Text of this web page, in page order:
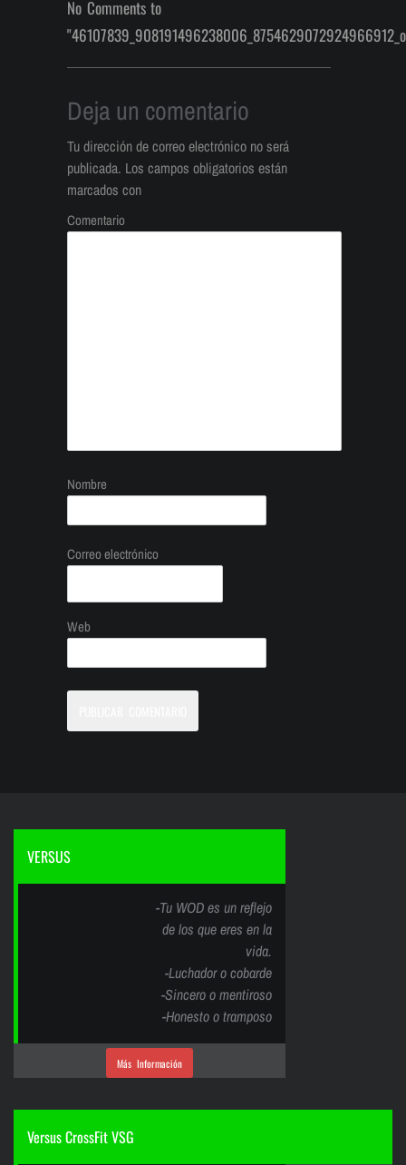
No Comments to
Deja un comentario
Tu dirección de correo electrónico no será
publicada. Los campos obligatorios están
marcados con
Comentario
Nombre
Correo electrónico
Web
VERSUS
-Tu WOD es un reflejo
de los que eres en la
vida.
-Luchador o cobarde
-Sincero o mentiroso
-Honesto o tramposo
Más Información
Versus CrossFit VSG